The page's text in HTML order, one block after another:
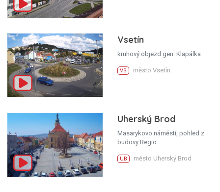
Vsetín
kruhový objezd gen. Klapálka
VS město Vsetín
Uherský Brod
Masarykovo náměstí, pohled z
budovy Regio
UB město Uherský Brod